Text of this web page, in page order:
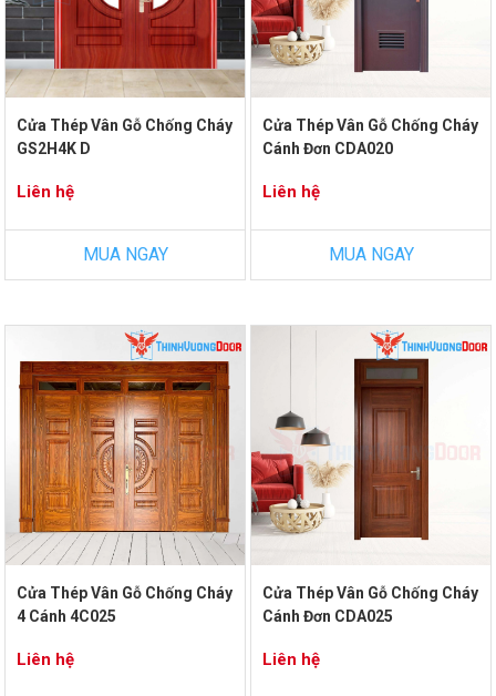
Cửa Thép Vân Gỗ Chống Cháy
GS2H4K D
Liên hệ
MUA NGAY
Cửa Thép Vân Gỗ Chống Cháy
Cánh Đơn CDA020
Liên hệ
MUA NGAY
Cửa Thép Vân Gỗ Chống Cháy
4 Cánh 4C025
Liên hệ
Cửa Thép Vân Gỗ Chống Cháy
Cánh Đơn CDA025
Liên hệ